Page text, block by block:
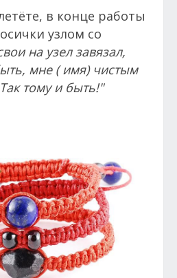
в конце работы
узлом со
на узел завязал,
мне ( имя) чистым
тому и быть!"